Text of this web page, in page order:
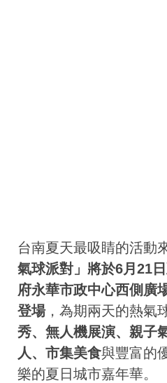
台南夏天最吸睛的活動
氣球派對」將於6月21
府永華市政中心西側廣
登場，為期兩天的熱氣
秀、無人機展演、親子
人、市集美食與豐富的
樂的夏日城市嘉年華。